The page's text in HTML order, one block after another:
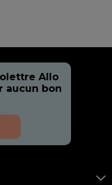
Allo
aucun bon